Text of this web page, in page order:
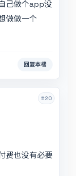
己做个app没
做做一个
回复本楼
#20
费也没有必要